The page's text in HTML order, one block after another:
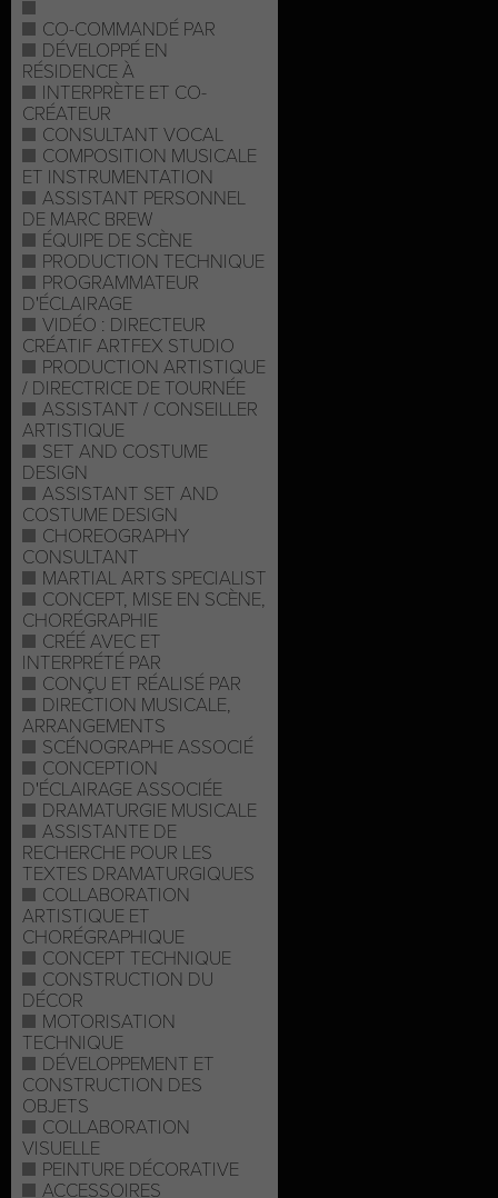
CO-COMMANDÉ PAR
DÉVELOPPÉ EN
RÉSIDENCE À
INTERPRÈTE ET CO-
CRÉATEUR
CONSULTANT VOCAL
COMPOSITION MUSICALE
ET INSTRUMENTATION
ASSISTANT PERSONNEL
DE MARC BREW
ÉQUIPE DE SCÈNE
PRODUCTION TECHNIQUE
PROGRAMMATEUR
D'ÉCLAIRAGE
VIDÉO : DIRECTEUR
CRÉATIF ARTFEX STUDIO
PRODUCTION ARTISTIQUE
/ DIRECTRICE DE TOURNÉE
ASSISTANT / CONSEILLER
ARTISTIQUE
SET AND COSTUME
DESIGN
ASSISTANT SET AND
COSTUME DESIGN
CHOREOGRAPHY
CONSULTANT
MARTIAL ARTS SPECIALIST
CONCEPT, MISE EN SCÈNE,
CHORÉGRAPHIE
CRÉÉ AVEC ET
INTERPRÉTÉ PAR
CONÇU ET RÉALISÉ PAR
DIRECTION MUSICALE,
ARRANGEMENTS
SCÉNOGRAPHE ASSOCIÉ
CONCEPTION
D'ÉCLAIRAGE ASSOCIÉE
DRAMATURGIE MUSICALE
ASSISTANTE DE
RECHERCHE POUR LES
TEXTES DRAMATURGIQUES
COLLABORATION
ARTISTIQUE ET
CHORÉGRAPHIQUE
CONCEPT TECHNIQUE
CONSTRUCTION DU
DÉCOR
MOTORISATION
TECHNIQUE
DÉVELOPPEMENT ET
CONSTRUCTION DES
OBJETS
COLLABORATION
VISUELLE
PEINTURE DÉCORATIVE
ACCESSOIRES